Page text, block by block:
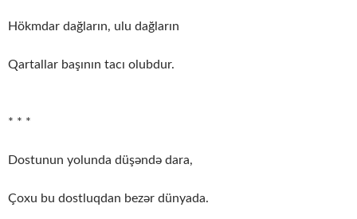
Hökmdar dağların, ulu dağların
Qartallar başının tacı olubdur.
* * *
Dostunun yolunda düşəndə dara,
Çoxu bu dostluqdan bezər dünyada.